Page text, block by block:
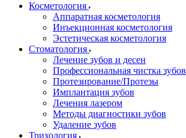
Косметология
Аппаратная косметология
Инъекционная косметология
Эстетическая косметология
Стоматология
Лечение зубов и десен
Профессиональная чистка зубов
Протезирование/Протезы
Имплантация зубов
Лечения лазером
Методы диагностики зубов
Удаление зубов
Трихология